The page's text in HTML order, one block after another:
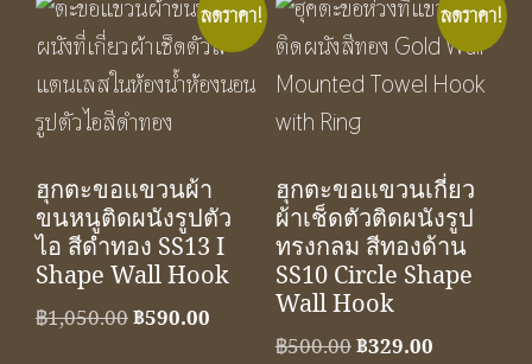
ลดราคา!
ฮุกตะขอแขวนผ้า
ขนหนูติดผนังรูปตัว
ไอ สีดำทอง SS13 I
Shape Wall Hook
฿1,050.00Original
฿590.00 Current
ลดราคา!
ฮุกตะขอแขวนเกี่ยว
ผ้าเช็ดตัวติดผนังรูป
ทรงกลม สีทองด้าน
SS10 Circle Shape
Wall Hook
฿500.00Original
฿329.00Current